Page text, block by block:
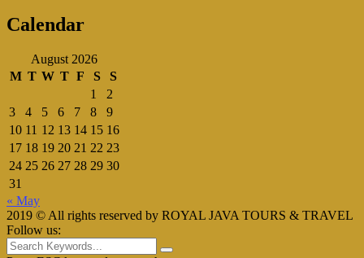
Calendar
August 2026
M T W T F S
S
1
2
3
4 5 6 7 8
9
10 11 12 13 14 15 16
17 18 19 20 21 22 23
24 25 26 27 28 29 30
31
« May
2019 © All rights reserved by ROYAL JAVA TOURS & TRAVEL
Follow us: